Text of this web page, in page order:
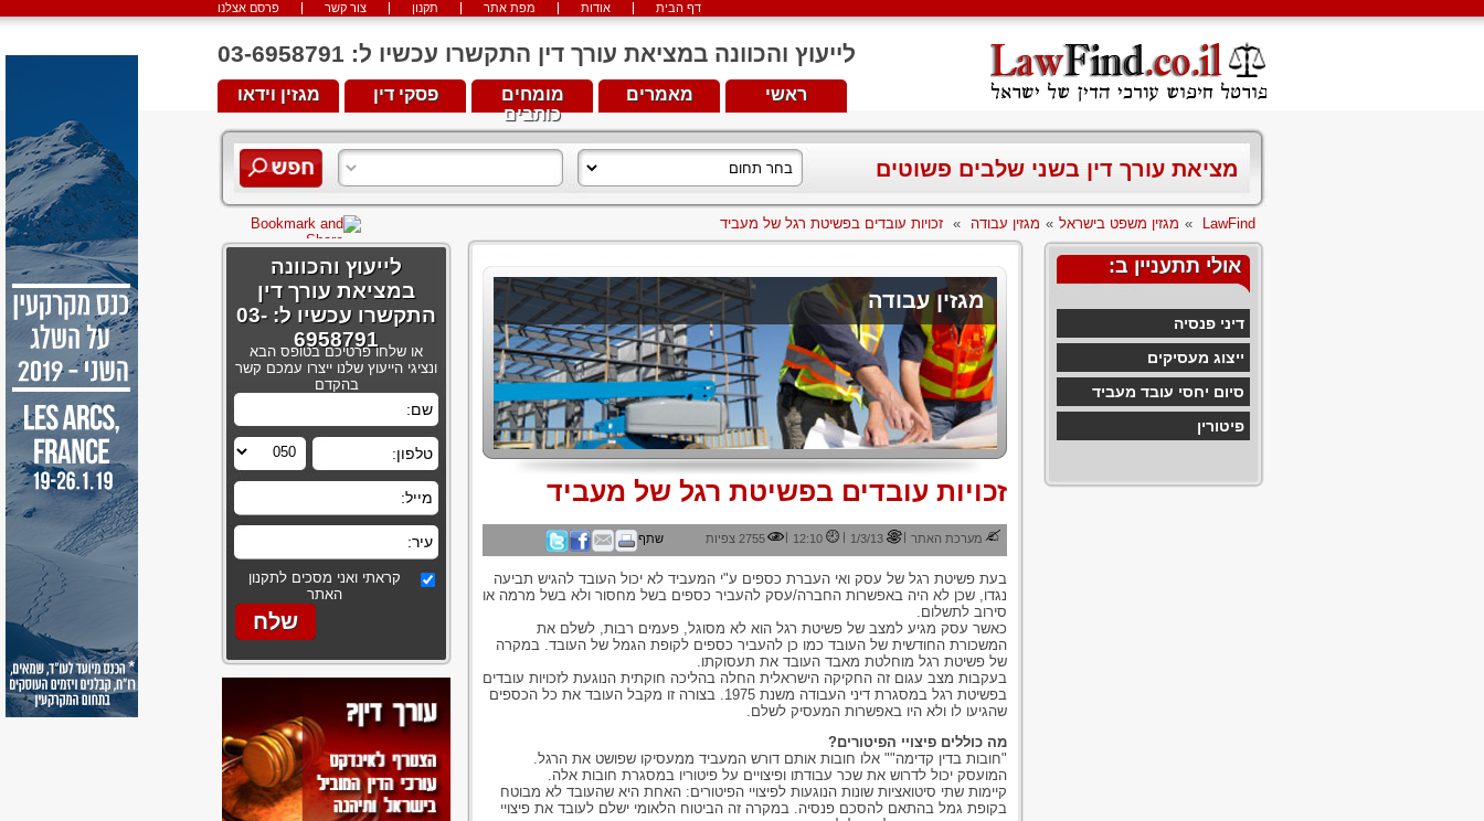
פרסם אצלנו צור קשר תקנון מפת אתר אודות דף הבית
לייעוץ והכוונה במציאת עורך דין התקשרו עכשיו ל: 03-6958791
מגזין וידאו פסקי דין
מומחים
כותבים
מאמרים ראשי
מציאת עורך דין בשני שלבים פשוטים
LawFind
» מגזין משפט בישראל » מגזין עבודה » זכויות עובדים בפשיטת רגל של מעביד
אולי תתעניין ב:
דיני פנסיה
ייצוג מעסיקים
סיום יחסי עובד מעביד
פיטורין
מגזין עבודה
זכויות עובדים בפשיטת רגל של מעביד
מערכת האתר |
1/3/13
|
12:10
| 2755 צפיות שתף
בעת פשיטת רגל של עסק ואי העברת כספים ע"י המעביד לא יכול העובד להגיש תביעה
נגדו, שכן לא היה באפשרות החברה/עסק להעביר כספים בשל מחסור ולא בשל מרמה או
סירוב לתשלום.
כאשר עסק מגיע למצב של פשיטת רגל הוא לא מסוגל, פעמים רבות, לשלם את
המשכורת החודשית של העובד כמו כן להעביר כספים לקופת הגמל של העובד. במקרה
של פשיטת רגל מוחלטת מאבד העובד את תעסוקתו.
בעקבות מצב עגום זה החקיקה הישראלית החלה בהליכה חוקתית הנוגעת לזכויות עובדים
בפשיטת רגל במסגרת דיני העבודה משנת 1975. בצורה זו מקבל העובד את כל הכספים
שהגיעו לו ולא היו באפשרות המעסיק לשלם.
מה כוללים פיצויי הפיטורים?
"חובות בדין קדימה"" אלו חובות אותם דורש המעביד ממעסיקו שפושט את הרגל.
המועסק יכול לדרוש את שכר עבודתו ופיצויים על פיטוריו במסגרת חובות אלה.
קיימות שתי סיטואציות שונות הנוגעות לפיצויי הפיטורים: האחת היא שהעובד לא מבוטח
בקופת גמל בהתאם להסכם פנסיה. במקרה זה הביטוח הלאומי ישלם לעובד את פיצויי
לייעוץ והכוונה
במציאת עורך דין
התקשרו עכשיו ל: 03-
6958791
או שלחו פרטיכם בטופס הבא
ונציגי הייעוץ שלנו ייצרו עמכם קשר
בהקדם
קראתי ואני מסכים לתקנון
האתר